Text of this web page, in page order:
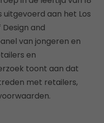
uitgevoerd aan het Los
and
van jongeren en
en
toont aan dat
met retailers,